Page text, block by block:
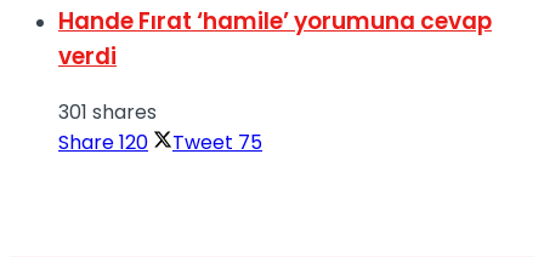
Hande Fırat ‘hamile’ yorumuna cevap
verdi
301 shares
Share120 Tweet 75